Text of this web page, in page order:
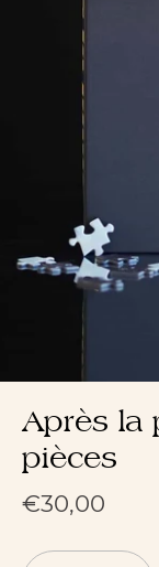
Après la
pièces
€30,00